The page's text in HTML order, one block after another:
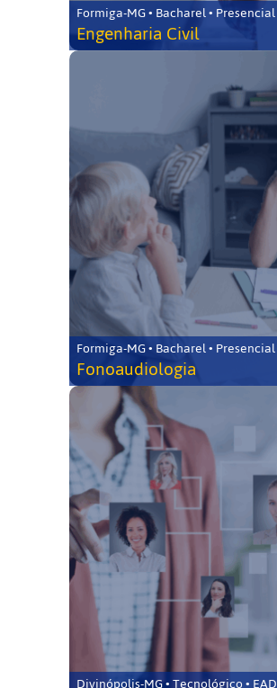
Formiga-MG • Bacharel • Presencial
Engenharia Civil
Formiga-MG • Bacharel • Presencial
Fonoaudiologia